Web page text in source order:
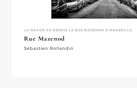
LA MAJOR VU DEPUIS LA RUE MAZENOD À MARSEILLE
Rue Mazenod
Sébastien Rollandin